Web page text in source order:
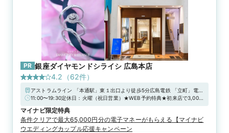
リングをぜひ店頭で体験して。
PR 銀座ダイヤモンドシライシ 広島本店
4.2 （62件）
アストラムライン 「本通駅」東１出口より徒歩5分広島電鉄 「立町」電停
より徒歩4分■駐車場：西新天地駐車場、グランドパーキング21、ヒロシマ
グ本通り、他※当店ご滞在時間（上限2時間）の無料駐車券発行※婚約指
輪・結婚指輪を購入（検討）時が対象となります
11:00〜19:30定休日：火曜（祝日営業）★WEB予約特典★初来店で3,000
施中／“土日祝日 12時まで”のご来店で1,000円分UPの「ギフトカード
4,000円分」！詳しくは特典一覧をチェック！！
マイナビ限定特典
条件クリアで最大65,000円分の電子マネーがもらえる【マイナビ
ウエディングカップル応援キャンペーン